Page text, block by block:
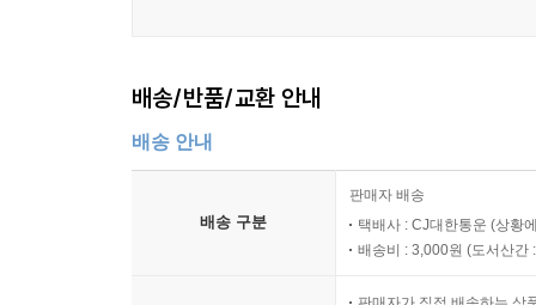
배송/반품/교환 안내
배송 안내
배송 구분
판매자 배송
택배사 : CJ대한통운 (상황
배송비 : 3,000원 (도서산간